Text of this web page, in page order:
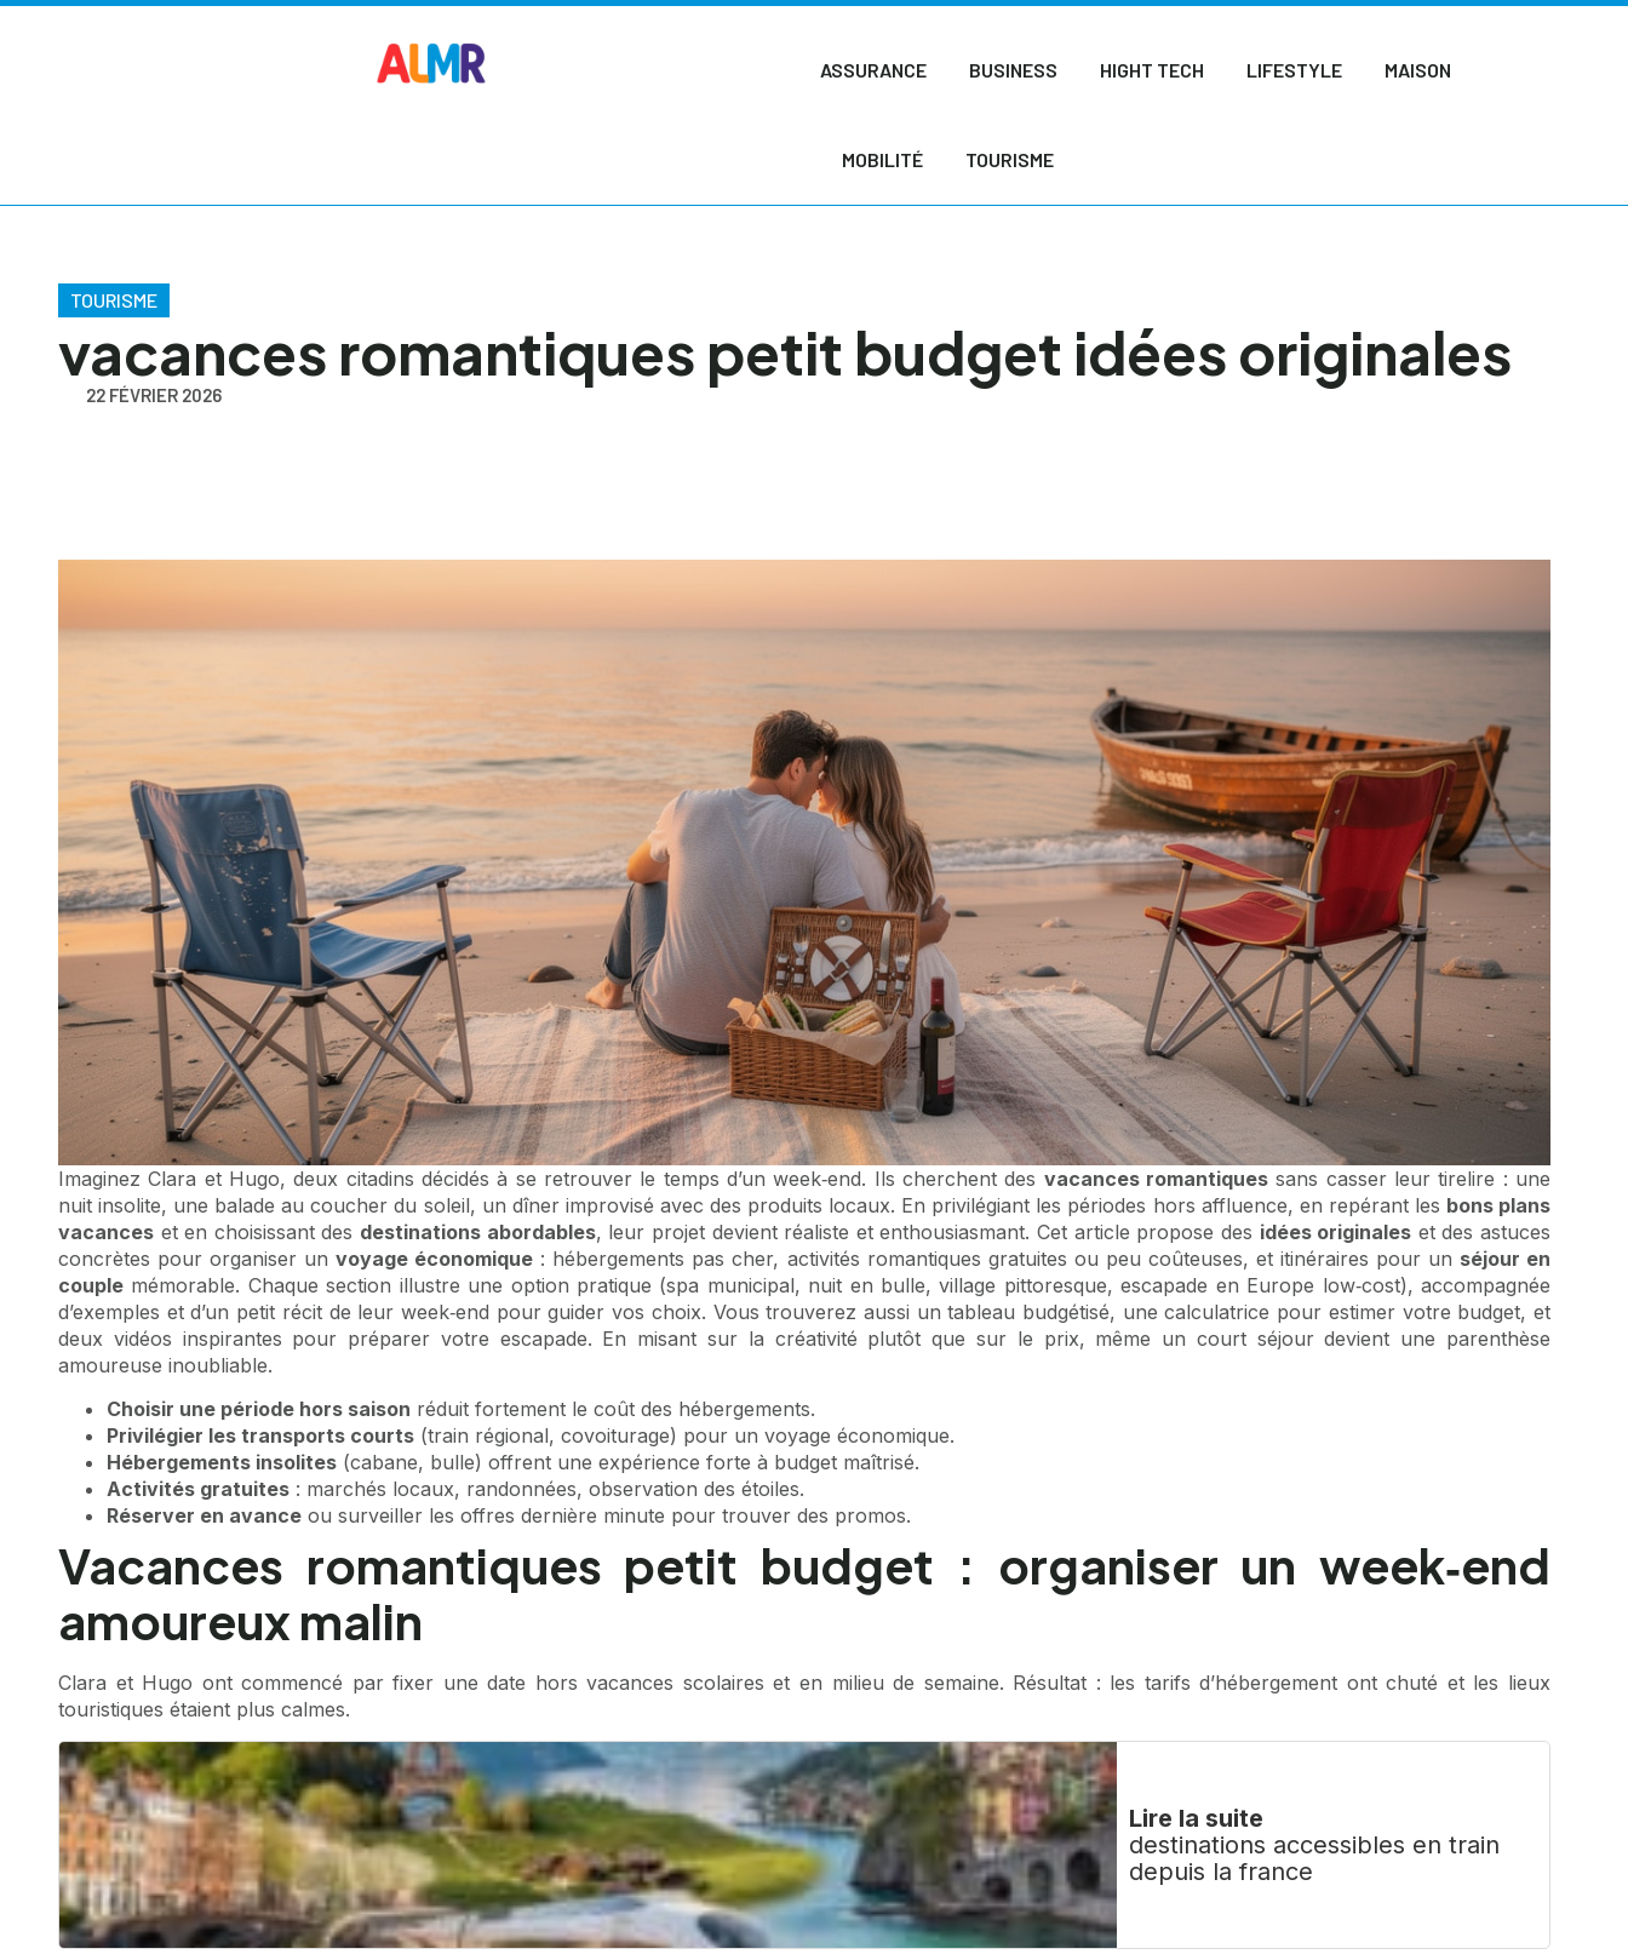
ASSURANCE BUSINESS HIGHT TECH LIFESTYLE MAISON
MOBILITÉ TOURISME
TOURISME
vacances romantiques petit budget idées originales
22 FÉVRIER 2026
Imaginez Clara et Hugo, deux citadins décidés à se retrouver le temps d’un week‑end. Ils cherchent des vacances romantiques sans casser leur tirelire : une
nuit insolite, une balade au coucher du soleil, un dîner improvisé avec des produits locaux. En privilégiant les périodes hors affluence, en repérant les bons plans
vacances et en choisissant des destinations abordables, leur projet devient réaliste et enthousiasmant. Cet article propose des idées originales et des astuces
concrètes pour organiser unvoyage économique : hébergements pas cher, activités romantiques gratuites ou peu coûteuses, et itinéraires pour un séjour en
couple mémorable. Chaque section illustre une option pratique (spa municipal, nuit en bulle, village pittoresque, escapade en Europe low‑cost), accompagnée
d’exemples et d’un petit récit de leur week‑end pour guider vos choix. Vous trouverez aussi un tableau budgétisé, une calculatrice pour estimer votre budget, et
deux vidéos inspirantes pour préparer votre escapade. En misant sur la créativité plutôt que sur le prix, même un court séjour devient une parenthèse
amoureuse inoubliable.
Choisir une période hors saison réduit fortement le coût des hébergements.
Privilégier les transports courts (train régional, covoiturage) pour un voyage économique.
Hébergements insolites (cabane, bulle) offrent une expérience forte à budget maîtrisé.
Activités gratuites : marchés locaux, randonnées, observation des étoiles.
Réserver en avance ou surveiller les offres dernière minute pour trouver des promos.
Vacances romantiques petit budget : organiser un week‑end
amoureux malin
Clara et Hugo ont commencé par fixer une date hors vacances scolaires et en milieu de semaine. Résultat : les tarifs d’hébergement ont chuté et les lieux
touristiques étaient plus calmes.
Lire la suite
destinations accessibles en train
depuis la france